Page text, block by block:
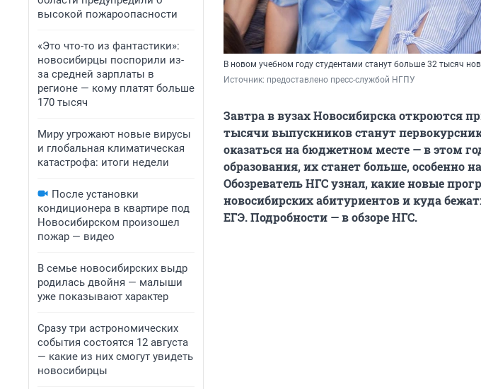
высокой пожароопасности
«Это что-то из фантастики»:
новосибирцы поспорили из-
за средней зарплаты в
регионе — кому платят больше
170 тысяч
Миру угрожают новые вирусы
и глобальная климатическая
катастрофа: итоги недели
После установки
кондиционера в квартире под
Новосибирском произошел
пожар — видео
В семье новосибирских выдр
родилась двойня — малыши
уже показывают характер
Сразу три астрономических
события состоятся 12 августа
— какие из них смогут увидеть
новосибирцы
В новом учебном году студентами станут больше 32 тысяч
Источник: предоставлено пресс-службой НГПУ
Завтра в вузах Новосибирска откроются
тысячи выпускников станут
оказаться на бюджетном месте — в этом
образования, их станет больше, особенно
Обозреватель НГС узнал, какие новые
новосибирских абитуриентов и куда
ЕГЭ. Подробности — в обзоре НГС.